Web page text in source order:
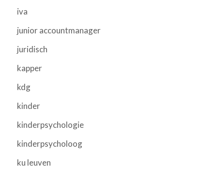
iva
junior accountmanager
juridisch
kapper
kdg
kinder
kinderpsychologie
kinderpsycholoog
ku leuven